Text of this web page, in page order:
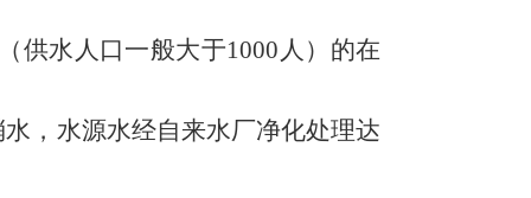
（供水 人口一般大于1000 人）的在
，水源水经自来水厂净化处理达